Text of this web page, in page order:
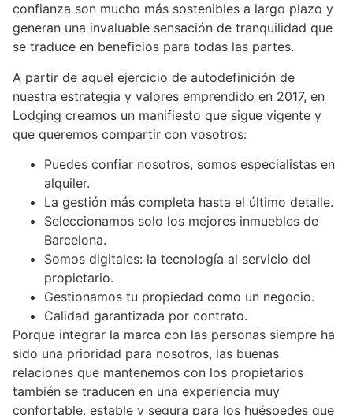
confianza son mucho más sostenibles a largo plazo y
generan una invaluable sensación de tranquilidad que
se traduce en beneficios para todas las partes.
A partir de aquel ejercicio de autodefinición de
nuestra estrategia y valores emprendido en 2017, en
Lodging creamos un manifiesto que sigue vigente y
que queremos compartir con vosotros:
Puedes confiar nosotros, somos especialistas en
alquiler.
La gestión más completa hasta el último detalle.
Seleccionamos solo los mejores inmuebles de
Barcelona.
Somos digitales: la tecnología al servicio del
propietario.
Gestionamos tu propiedad como un negocio.
Calidad garantizada por contrato.
Porque integrar la marca con las personas siempre ha
sido una prioridad para nosotros, las buenas
relaciones que mantenemos con los propietarios
también se traducen en una experiencia muy
confortable, estable y segura para los huéspedes que